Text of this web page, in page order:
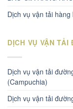
Dịch vụ vận tải
DỊCH VỤ VẬN TẢI
Dịch vụ vận tải
(Campuchia)
Dịch vụ vận tải